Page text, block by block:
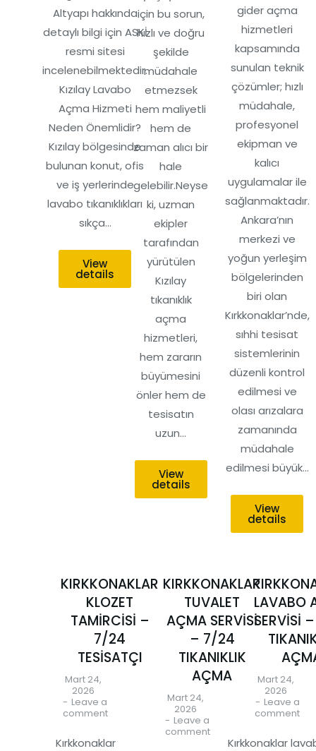
Altyapı hakkında
detaylı bilgi için ASKİ
resmi sitesi
incelenebilmektedir.
Kızılay Lavabo
Açma Hizmeti
Neden Önemlidir?
Kızılay bölgesinde
bulunan konut, ofis
ve iş yerlerinde
lavabo tıkanıklıkları
sıkça…
View
details
için bu sorun,
hızlı ve doğru
şekilde
müdahale
etmezsek
hem maliyetli
hem de
zaman alıcı bir
hale
gelebilir.Neyse
ki, uzman
ekipler
tarafından
yürütülen
Kızılay
tıkanıklık
açma
hizmetleri,
hem zararın
büyümesini
önler hem de
tesisatın
uzun…
View
details
gider açma
hizmetleri
kapsamında
sunulan teknik
çözümler; hızlı
müdahale,
profesyonel
ekipman ve
kalıcı
uygulamalar ile
sağlanmaktadır.
Ankara’nın
merkezi ve
yoğun yerleşim
bölgelerinden
biri olan
Kırkkonaklar’nde,
sıhhi tesisat
sistemlerinin
düzenli kontrol
edilmesi ve
olası arızalara
zamanında
müdahale
edilmesi büyük…
View
details
KIRKKONAKLAR
KLOZET
TAMİRCİSİ –
7/24
TESİSATÇI
Mart 24,
2026
Leave a
comment
Kırkkonaklar
KIRKKONAKLAR
TUVALET
AÇMA SERVİSİ
– 7/24
TIKANIKLIK
AÇMA
Mart 24,
2026
Leave a
comment
LAVABO
SERVİSİ
Mart 24,
2026
Leave a
comment
Kırkkonaklar